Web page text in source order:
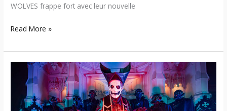
WOLVES frappe fort avec leur nouvelle
Read More »
Ghost
Annonce